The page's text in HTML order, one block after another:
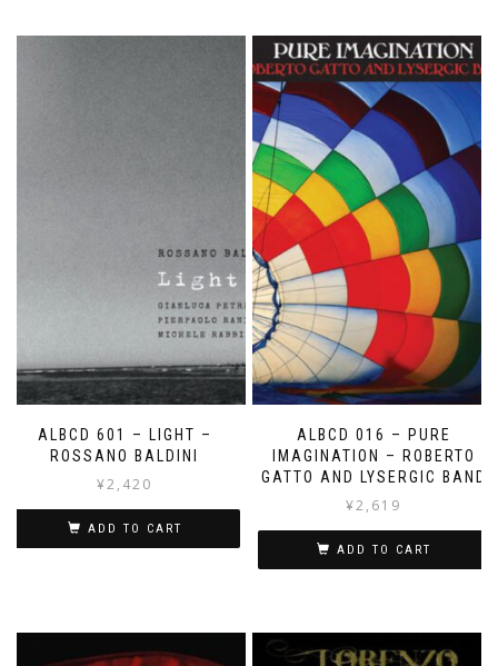
ALBCD 601 – LIGHT –
ROSSANO BALDINI
¥2,420
ADD TO CART
ALBCD 016 – PURE
IMAGINATION – ROBERTO
GATTO AND LYSERGIC BAND
¥2,619
ADD TO CART